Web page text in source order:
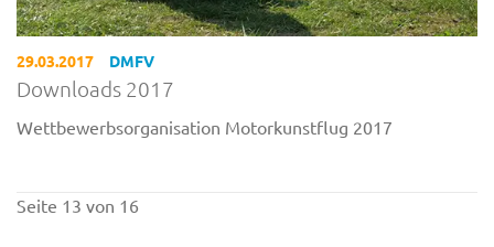
29.03.2017 DMFV
Downloads 2017
Wettbewerbsorganisation Motorkunstflug 2017
Seite 13 von 16